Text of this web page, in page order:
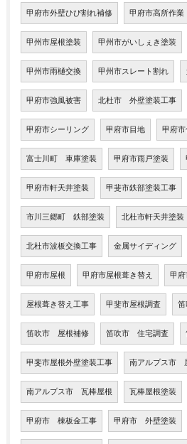
甲府市外壁ひび割れ補修 甲府市高所作業
甲州市屋根塗装 甲州市がいしぇき塗装
甲州市雨樋交換 甲州市スレート割れ
甲府市強風被害 北杜市 外壁塗装工事
甲府市シーリング 甲府市目地 甲府
富士川町 車庫塗装 甲府市雨戸塗装
甲府市軒天井塗装 甲斐市鉄部塗装工事
市川三郷町 鉄部塗装 北杜市軒天井塗装
北杜市波板交換工事 金属サイディング
甲府市屋根 甲府市屋根葺き替え 甲
屋根葺き替え工事 甲斐市屋根調査
笛吹市 屋根補修 笛吹市 住宅調査
甲斐市屋根外壁塗装工事 南アルプス市
南アルプス市 瓦棒屋根 瓦棒屋根塗装
甲府市 棟板金工事 甲府市 外壁塗装